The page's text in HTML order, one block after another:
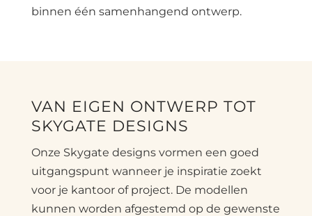
binnen één samenhangend ontwerp.
VAN EIGEN ONTWERP TOT
SKYGATE DESIGNS
Onze Skygate designs vormen een goed
uitgangspunt wanneer je inspiratie zoekt
voor je kantoor of project. De modellen
kunnen worden afgestemd op de gewenste